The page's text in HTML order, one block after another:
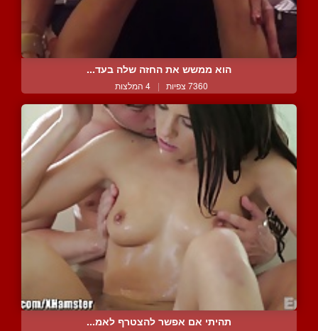
הוא ממשש את החזה שלה בעד...
7360 צפיות | 4 המלצות
תהיתי אם אפשר להצטרף לאמ...